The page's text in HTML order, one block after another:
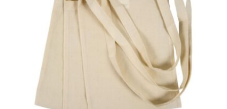
auf.
Die
Optionen
können
auf
der
Produktseite
gewählt